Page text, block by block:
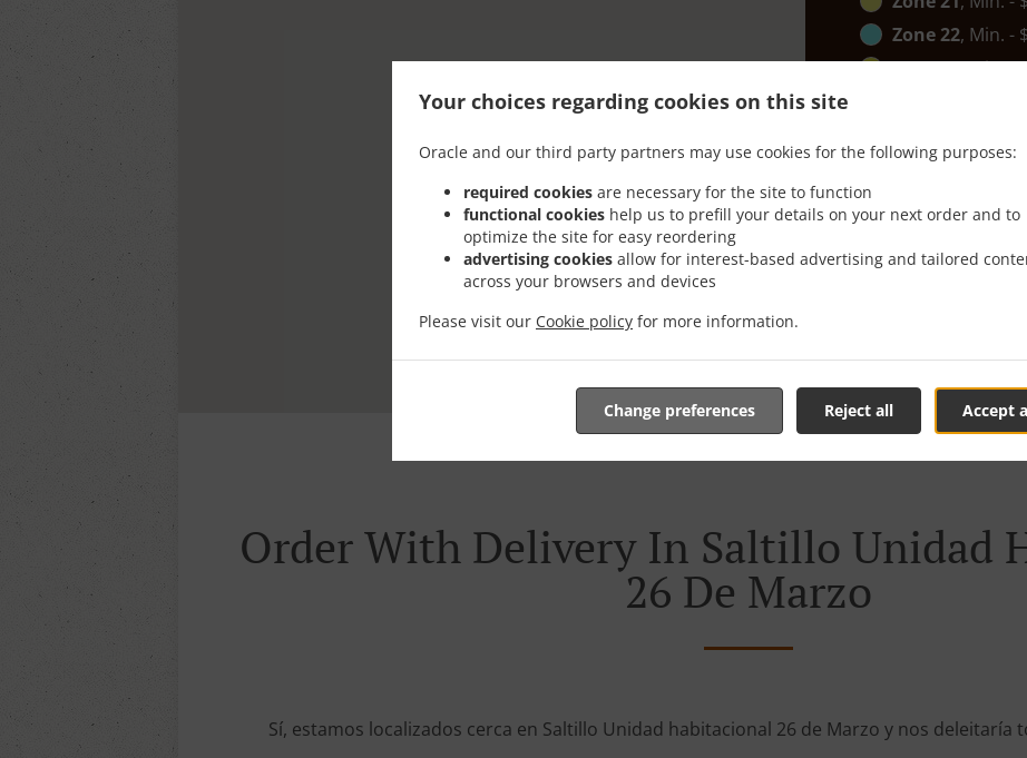
Your choices regarding cookies on this site
Oracle and our third party partners may use cookies for the following purposes:
required cookies are necessary for the site to function
functional cookies help us to prefill your details on your next order and to
optimize the site for easy reordering
advertising cookies allow for interest-based advertising and tailored
across your browsers and devices
Please visit our Cookie policy for more information.
Accept
Reject all
Change preferences
Zone 22, Min. -
Zone 23, Min. -
, Min.
, Min.
Zone 26
, Min.
, Min.
, Min.
Zone 29, Min. -
, Min.
, Min.
Order With Delivery In Saltillo Unidad
26 De Marzo
Sí, estamos localizados cerca en Saltillo Unidad habitacional 26 de Marzo y nos deleitaría